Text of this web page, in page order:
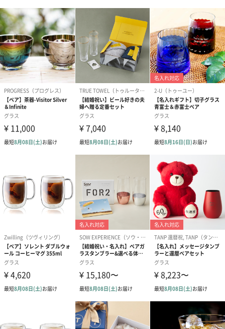
フリーメッセージは名刺サイズで4行60文字程度まで
Happy Birthday（0円）
Happy Wedding（0
円）
Thank you（0